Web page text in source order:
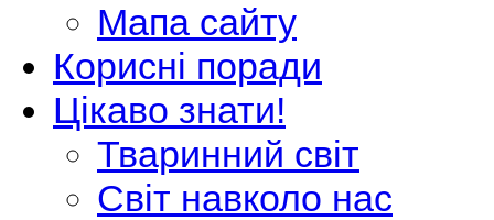
Мапа сайту
Корисні поради
Цікаво знати!
Тваринний світ
Світ навколо нас